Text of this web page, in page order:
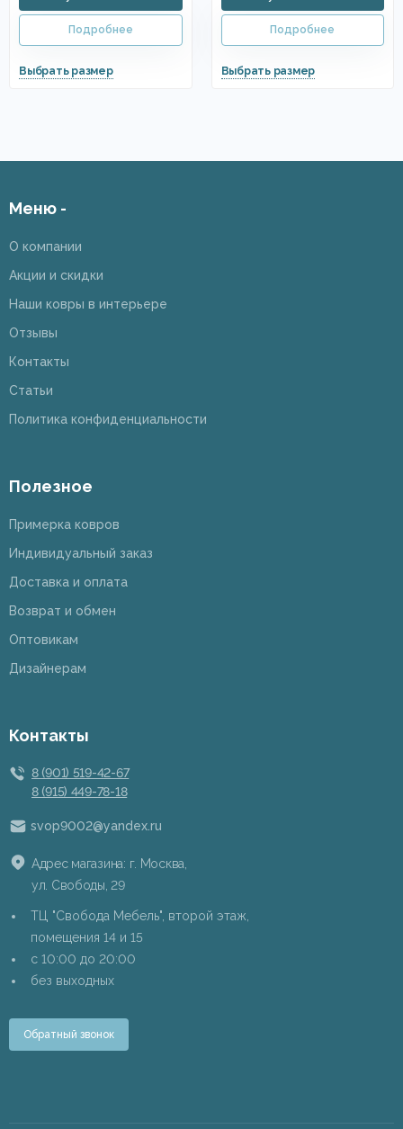
Меню -
О компании
Акции и скидки
Наши ковры в интерьере
Отзывы
Контакты
Статьи
Политика конфиденциальности
Полезное
Примерка ковров
Индивидуальный заказ
Доставка и оплата
Возврат и обмен
Оптовикам
Дизайнерам
Контакты
8 (901) 519-42-67
8 (915) 449-78-18
svop9002@yandex.ru
Адрес магазина: г. Москва,
ул. Свободы, 29
ТЦ "Свобода Мебель", второй этаж,
помещения 14 и 15
c 10:00 до 20:00
без выходных
Обратный звонок